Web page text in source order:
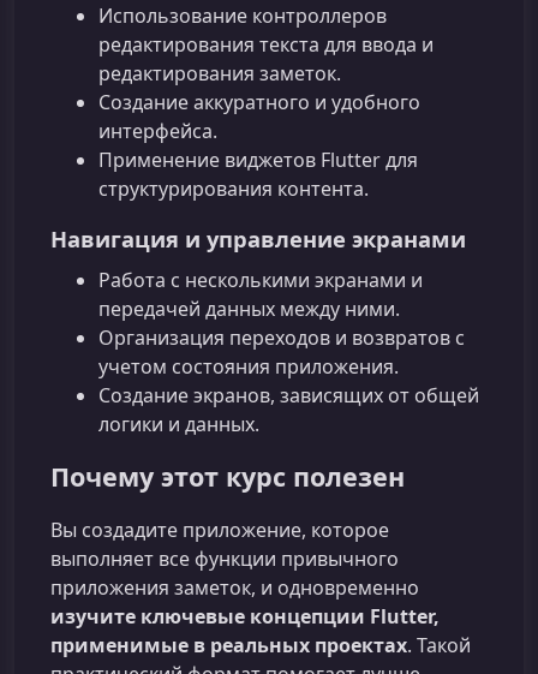
Использование контроллеров
редактирования текста для ввода и
редактирования заметок.
Создание аккуратного и удобного
интерфейса.
Применение виджетов Flutter для
структурирования контента.
Навигация и управление экранами
Работа с несколькими экранами и
передачей данных между ними.
Организация переходов и возвратов с
учетом состояния приложения.
Создание экранов, зависящих от общей
логики и данных.
Почему этот курс полезен
Вы создадите приложение, которое
выполняет все функции привычного
приложения заметок, и одновременно
изучите ключевые концепции Flutter,
применимые в реальных проектах. Такой